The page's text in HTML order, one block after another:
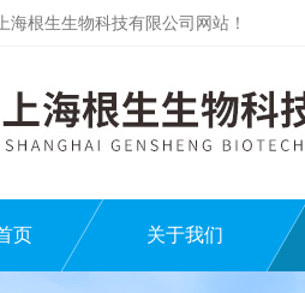
海根生生物科技有限公司网站！
页 关于我们